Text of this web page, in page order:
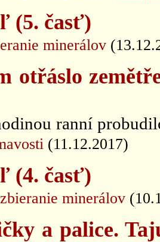
(5. časť)
minerálov
otřáslo
ranní
(11.12.2017)
(4. časť)
zbieranie minerálov
a palice.